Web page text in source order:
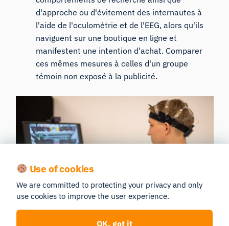
d'approche ou d'évitement des internautes à
l'aide de l'oculométrie et de l'EEG, alors qu'ils
naviguent sur une boutique en ligne et
manifestent une intention d'achat. Comparer
ces mêmes mesures à celles d'un groupe
témoin non exposé à la publicité.
Use of cookies
We are committed to protecting your privacy and only
use cookies to improve the user experience.
OK, got it